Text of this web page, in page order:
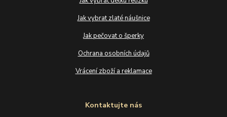
Jak vybrat zlaté náušnice
Jak pečovat o šperky
Ochrana osobních údajů
Vrácení zboží a reklamace
Kontaktujte nás